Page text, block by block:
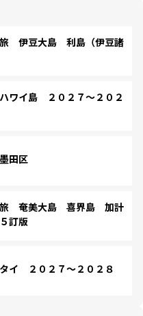
伊豆大島 利島（伊豆諸
ワイ島 ２０２７～２０２
田区
奄美大島 喜界島 加計
訂版
イ ２０２７～２０２８